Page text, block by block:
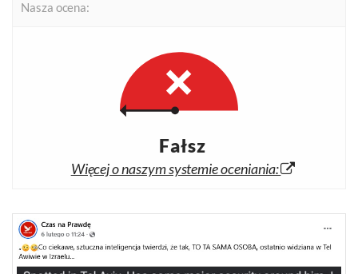
Nasza ocena:
Fałsz
Więcej o naszym systemie oceniania: